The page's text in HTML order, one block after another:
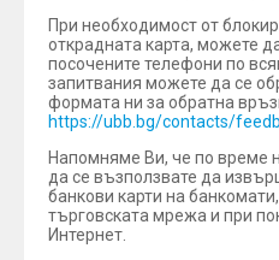
При необходимост от
открадната карта, можете
посочените телефони по
запитвания можете да се
формата ни за обратна
https://ubb.bg/contacts/
Напомняме Ви, че по време
да се възползвате да
банкови карти на
търговската мрежа и при
Интернет.